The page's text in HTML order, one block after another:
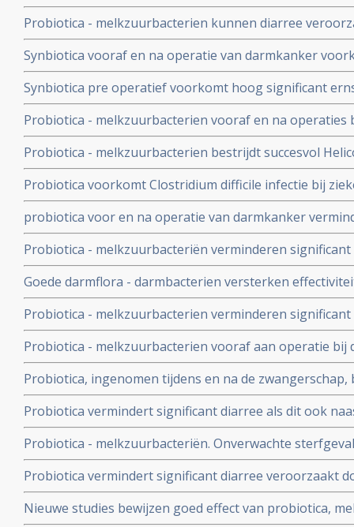
Probiotica - melkzuurbacterien kunnen diarree
radiotherapie bij kanker in de buik of bekken
Synbiotica vooraf en na operatie van darmkanker
operatieve infecties in vergelijking met placebo. 1 vs 9
Synbiotica pre operatief voorkomt hoog significant
in gebied van alvleesklier. 6 versus geen sterfgevallen
Probiotica - melkzuurbacterien vooraf en na
ernstige infecties, bevorderen sneller herstel en
ziekenhuisopname
Probiotica - melkzuurbacterien bestrijdt succesvol
veel minder bijwerkingen van anti-biotica bij
Probiotica voorkomt Clostridium difficile infectie bij
biotica krijgen met meer dan 50 procent
probiotica voor en na operatie van darmkanker
minder infecties, versnelt herstel ontlasting en
placebo
Probiotica - melkzuurbacteriën verminderen
chemo met irinitocan bij darmkankerpatienten.
Ernstige diarree: 17,4 vs nul procent
Goede darmflora - darmbacterien versterken
immuunstimulatie - aanmaak extra T- killercellen - in
Probiotica - melkzuurbacterien verminderen
operatie en zorgen voor sneller herstel en korter
Probiotica - melkzuurbacterien vooraf aan operatie
een groot deel de kans op infecties ten gevolge van
Probiotica, ingenomen tijdens en na de
kinderen tegen erfelijke allergien, maar niet tegen
Probiotica vermindert significant diarree als dit ook
bij diarree veroorzaakt door de bacterie: C. Difficile
Probiotica - melkzuurbacteriën. Onverwachte
probiotica en alvleesklierontsteking - wrange speling
Rayes die inzage kreeg in onderzoeksrapport. UMC
Probiotica vermindert significant diarree veroorzaakt
met baarmoederhalskanker die daarvoor bestraald
chemokuur
Nieuwe studies bewijzen goed effect van probiotica,